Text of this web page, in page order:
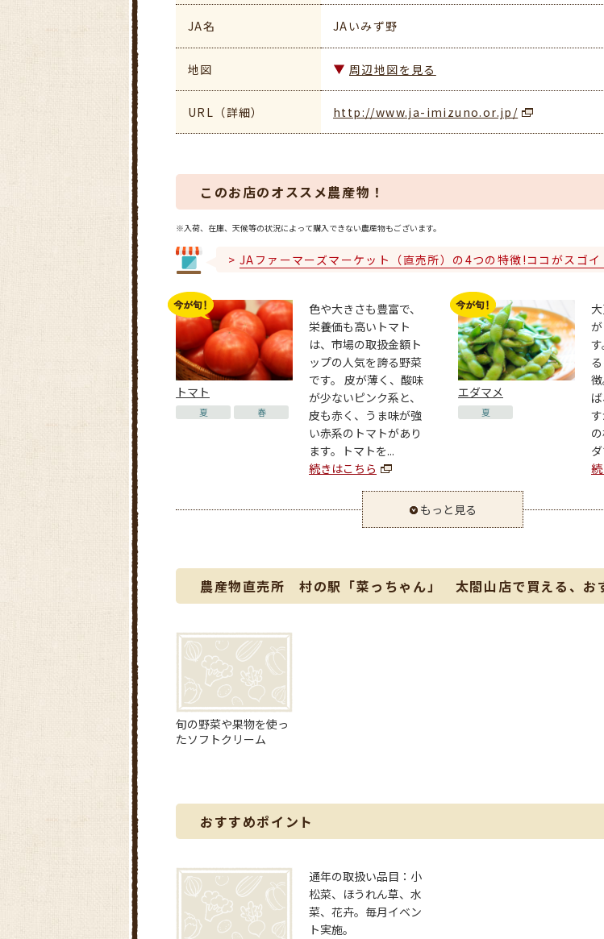
JA名 JAいみず野
地図 周辺地図を見る
URL（詳細） http://www.ja-imizuno.or.jp/
このお店のオススメ農産物！
※入荷、在庫、天候等の状況によって購入できない農産物もございます。
JAファーマーズマーケット（直売所）の4つの特徴!ココがスゴイ
トマト
夏 春
色や大きさも豊富で、
栄養価も高いトマト
は、市場の取扱金額ト
ップの人気を誇る野菜
です。 皮が薄く、酸味
が少ないピンク系と、
皮も赤く、うま味が強
い赤系のトマトがあり
ます。トマトを...
続きはこちら
エダマメ
夏
もっと見る
農産物直売所 村の駅「菜っちゃん」 太閤山店で買える、お
旬の野菜や果物を使っ
たソフトクリーム
おすすめポイント
通年の取扱い品目：小
松菜、ほうれん草、水
菜、花卉。毎月イベン
ト実施。